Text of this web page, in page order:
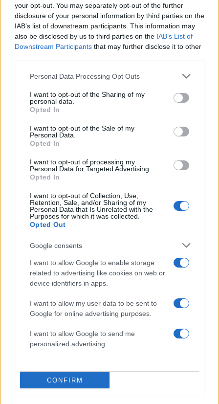
your opt-out. You may separately opt-out of the further
disclosure of your personal information by third parties on the
IAB’s list of downstream participants. This information may
also be disclosed by us to third parties on the IAB’s List of
Downstream Participants that may further disclose it to other
Please note that this website/app uses one or more Google
not limited to your visit or usage behaviour. You may click to
grant or deny consent to Google and its third-party tags to
use your data for below specified purposes in below Google
consent section.
Personal Data Processing Opt Outs
I want to opt-out of the Sharing of my
personal data.
Opted In
I want to opt-out of the Sale of my
Personal Data.
Opted In
I want to opt-out of processing my
Personal Data for Targeted Advertising.
Opted In
I want to opt-out of Collection, Use,
Retention, Sale, and/or Sharing of my
Personal Data that Is Unrelated with the
Purposes for which it was collected.
Opted Out
Google consents
I want to allow Google to enable storage
related to advertising like cookies on web or
device identifiers in apps.
I want to allow my user data to be sent to
Google for online advertising purposes.
I want to allow Google to send me
personalized advertising.
CONFIRM
2000 /2000
Υποβολή σχολίου
Όροι Χρήσης. Το site προστατεύεται από reCAPTCHA, ισχύουν
ΣΤΑΥΡΟΣ ΠΑΠΑΣΤΑΥΡΟΥ
Share:
Ακολουθήστε το Νewsit.gr στο Google News
ενημερωθείτε πρώτοι για όλη την ειδησεογραφία και τα
τελευταία νέα
Πιο δημοφιλή
Έφυγαν οι συνεργάτες, μένει η Μαρία
Καρυστιανού - Η επόμενη μέρα για την
«Ελπίδα για τη Δημοκρατία»
Σαμοθράκη: «Μαμά νόμιζες ότι δε θα σε
ξαναδώ;» – Τα πρώτα λόγια του 22χρονου
που έπεσε σε κανάλι με καυτό νερό
«Ανησυχώ μήπως ξεχνάει πόσο πολύ τον
χρειαζόμαστε»
Η βαθμολογία της UEFA μετά την ισοπαλία
του Παναθηναϊκού με την ΤΣΣΚΑ 1948
φωνή της μεταπολίτευσης